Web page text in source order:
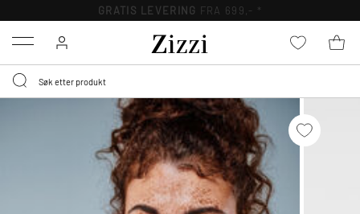
GRATIS LEVERING FRA 699,- *
Menu